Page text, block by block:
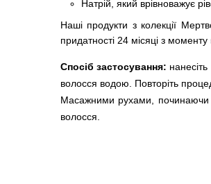
Натрій, який врівноважує
Наші продукти з колекції
придатності 24 місяці з
Спосіб застосування:
волосся водою. Повторіть
Масажними рухами, починаючи з
волосся.